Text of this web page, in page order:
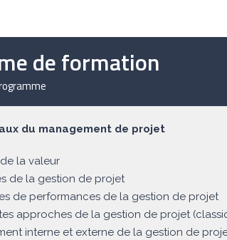
de formation
du management de projet
la valeur
de la gestion de projet
de performances de la gestion de projet
approches de la gestion de projet
interne et externe de la gestion de